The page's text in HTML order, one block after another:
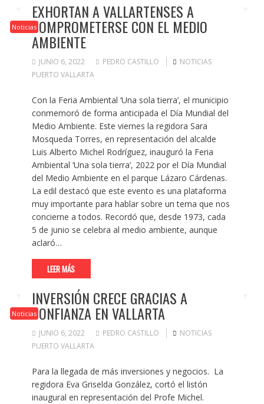
Noticias
EXHORTAN A VALLARTENSES A
COMPROMETERSE CON EL MEDIO
AMBIENTE
JUNIO 6, 2022 PEDRO CASTILLO
NOTICIAS
PUERTO VALLARTA
Con la Feria Ambiental ‘Una sola tierra’, el municipio
conmemoró de forma anticipada el Día Mundial del
Medio Ambiente. Este viernes la regidora Sara
Mosqueda Torres, en representación del alcalde
Luis Alberto Michel Rodríguez, inauguró la Feria
Ambiental ‘Una sola tierra’, 2022 por el Día Mundial
del Medio Ambiente en el parque Lázaro Cárdenas.
La edil destacó que este evento es una plataforma
muy importante para hablar sobre un tema que nos
concierne a todos. Recordó que, desde 1973, cada
5 de junio se celebra al medio ambiente, aunque
aclaró…
LEER MÁS
Noticias
INVERSIÓN CRECE GRACIAS A
CONFIANZA EN VALLARTA
JUNIO 6, 2022 PEDRO CASTILLO
NOTICIAS
PUERTO VALLARTA
Para la llegada de más inversiones y negocios. La
regidora Eva Griselda González, cortó el listón
inaugural en representación del Profe Michel.